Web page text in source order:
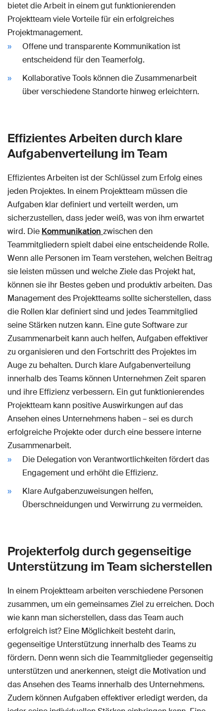
bietet die Arbeit in einem gut funktionierenden
Projektteam viele Vorteile für ein erfolgreiches
Projektmanagement.
Offene und transparente Kommunikation ist
entscheidend für den Teamerfolg.
Kollaborative Tools können die Zusammenarbeit
über verschiedene Standorte hinweg erleichtern.
Effizientes Arbeiten durch klare
Aufgabenverteilung im Team
Effizientes Arbeiten ist der Schlüssel zum Erfolg eines
jeden Projektes. In einem Projektteam müssen die
Aufgaben klar definiert und verteilt werden, um
sicherzustellen, dass jeder weiß, was von ihm erwartet
wird. Die Kommunikation zwischen den
Teammitgliedern spielt dabei eine entscheidende Rolle.
Wenn alle Personen im Team verstehen, welchen Beitrag
sie leisten müssen und welche Ziele das Projekt hat,
können sie ihr Bestes geben und produktiv arbeiten. Das
Management des Projektteams sollte sicherstellen, dass
die Rollen klar definiert sind und jedes Teammitglied
seine Stärken nutzen kann. Eine gute Software zur
Zusammenarbeit kann auch helfen, Aufgaben effektiver
zu organisieren und den Fortschritt des Projektes im
Auge zu behalten. Durch klare Aufgabenverteilung
innerhalb des Teams können Unternehmen Zeit sparen
und ihre Effizienz verbessern. Ein gut funktionierendes
Projektteam kann positive Auswirkungen auf das
Ansehen eines Unternehmens haben – sei es durch
erfolgreiche Projekte oder durch eine bessere interne
Zusammenarbeit.
Die Delegation von Verantwortlichkeiten fördert das
Engagement und erhöht die Effizienz.
Klare Aufgabenzuweisungen helfen,
Überschneidungen und Verwirrung zu vermeiden.
Projekterfolg durch gegenseitige
Unterstützung im Team sicherstellen
In einem Projektteam arbeiten verschiedene Personen
zusammen, um ein gemeinsames Ziel zu erreichen. Doch
wie kann man sicherstellen, dass das Team auch
erfolgreich ist? Eine Möglichkeit besteht darin,
gegenseitige Unterstützung innerhalb des Teams zu
fördern. Denn wenn sich die Teammitglieder gegenseitig
unterstützen und anerkennen, steigt die Motivation und
das Ansehen des Teams innerhalb des Unternehmens.
Zudem können Aufgaben effektiver erledigt werden, da